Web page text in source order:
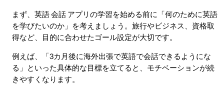
まず、英語 会話 アプリの学習を始める前に「何のために英語
を学びたいのか」を考えましょう。旅行やビジネス、資格取
得など、目的に合わせたゴール設定が大切です。
例えば、「3カ月後に海外出張で英語で会話できるようにな
る」といった具体的な目標を立てると、モチベーションが続
きやすくなります。